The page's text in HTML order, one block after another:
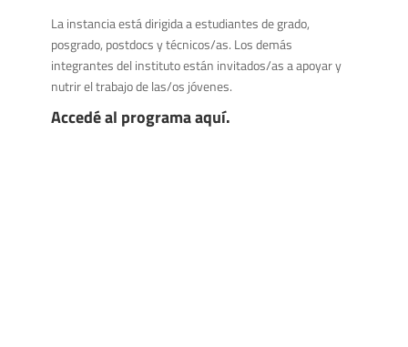
La instancia está dirigida a estudiantes de grado,
posgrado, postdocs y técnicos/as. Los demás
integrantes del instituto están invitados/as a apoyar y
nutrir el trabajo de las/os jóvenes.
Accedé al programaaquí.